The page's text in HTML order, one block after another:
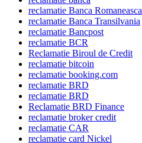
reclamatie Banca Romaneasca
reclamatie Banca Transilvania
reclamatie Bancpost
reclamatie BCR
Reclamatie Biroul de Credit
reclamatie bitcoin
reclamatie booking.com
reclamatie BRD
reclamatie BRD
Reclamatie BRD Finance
reclamatie broker credit
reclamatie CAR
reclamatie card Nickel